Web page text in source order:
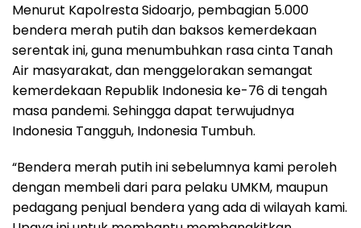
Menurut Kapolresta Sidoarjo, pembagian 5.000
bendera merah putih dan baksos kemerdekaan
serentak ini, guna menumbuhkan rasa cinta Tanah
Air masyarakat, dan menggelorakan semangat
kemerdekaan Republik Indonesia ke-76 di tengah
masa pandemi. Sehingga dapat terwujudnya
Indonesia Tangguh, Indonesia Tumbuh.
“Bendera merah putih ini sebelumnya kami peroleh
dengan membeli dari para pelaku UMKM, maupun
pedagang penjual bendera yang ada di wilayah kami.